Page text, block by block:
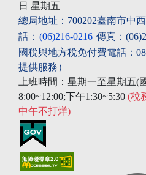
日 星期五
總局地址：700202臺南市中
話： (06)216-0216 傳真：
國稅與地方稅免付費電話：
提供服務）
上班時間：星期一至星期五(
8:00~12:00;下午1:30~5:30 (稅
中午不打烊)